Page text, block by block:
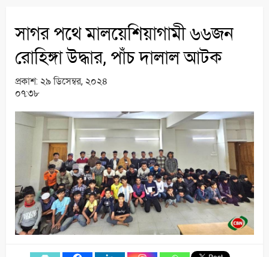
সাগর পথে মালয়েশিয়াগামী ৬৬জন
রোহিঙ্গা উদ্ধার, পাঁচ দালাল আটক
প্রকাশ: ২৯ ডিসেম্বর, ২০২৪
০৭:৩৮